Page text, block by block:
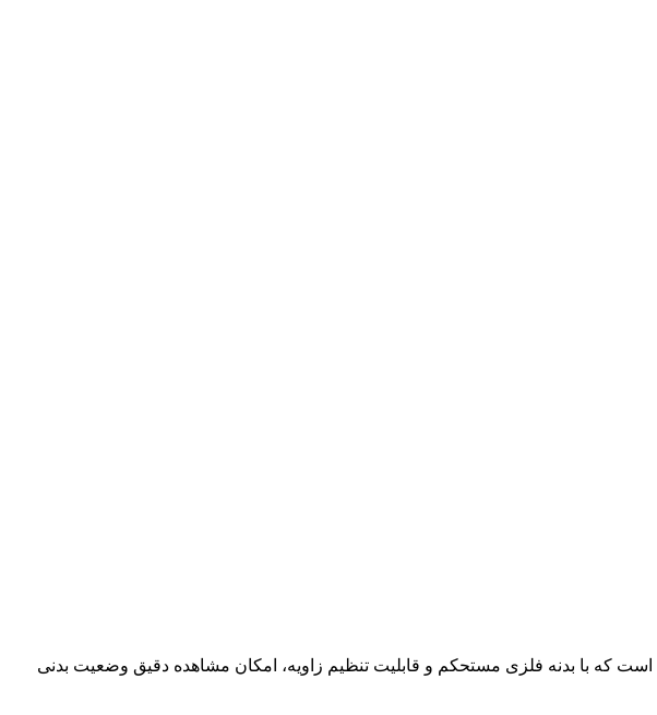
است که با بدنه فلزی مستحکم و قابلیت تنظیم زاویه، امکان مشاهده دقیق وضعیت بدنی